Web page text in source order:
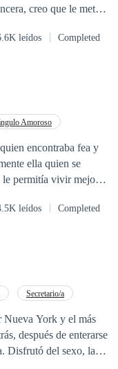
deberías descubrir.
leídos Completed
Amoroso
encontraba fea y
ella quien se
le permitía vivir mejor
con la misma
leídos Completed
Secretario/a
Nueva York y el más
después de enterarse
Disfrutó del sexo, las